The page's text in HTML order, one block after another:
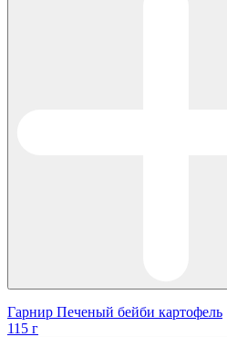
Гарнир Печеный бейби картофель
115 г